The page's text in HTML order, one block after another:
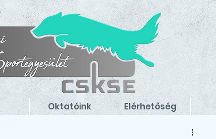
Oktatóink Elérhetőség